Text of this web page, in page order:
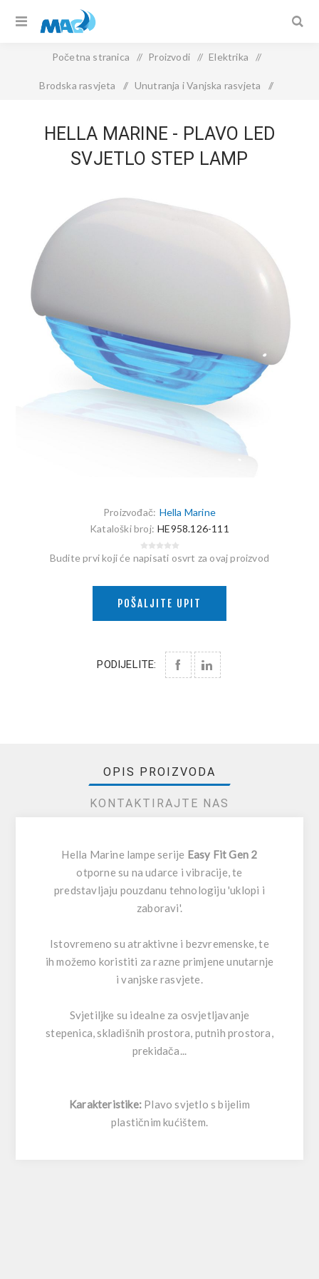
Početna stranica / Proizvodi / Elektrika /
Brodska rasvjeta / Unutranja i Vanjska rasvjeta /
HELLA MARINE - PLAVO LED
SVJETLO STEP LAMP
Proizvođač: Hella Marine
Kataloški broj: HE958.126-111
Budite prvi koji će napisati osvrt za ovaj proizvod
POŠALJITE UPIT
PODIJELITE:
OPIS PROIZVODA
KONTAKTIRAJTE NAS
Hella Marine lampe serije Easy Fit Gen 2
otporne su na udarce i vibracije, te
predstavljaju pouzdanu tehnologiju 'uklopi i
zaboravi'.
Istovremeno su atraktivne i bezvremenske, te
ih možemo koristiti za razne primjene unutarnje
i vanjske rasvjete.
Svjetiljke su idealne za osvjetljavanje
stepenica, skladišnih prostora, putnih prostora,
prekidača...
Karakteristike: Plavo svjetlo s bijelim
plastičnim kućištem.